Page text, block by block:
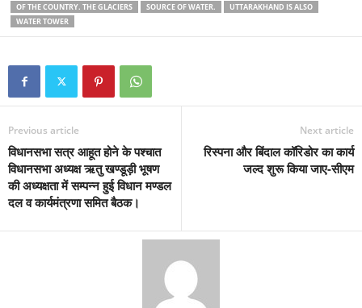
OF THE COUNTRY. THE GLACIERS
SOURCE OF WATER.
UTTARAKHAND IS ALSO
WATER TOWER
Previous article
विधानसभा सत्र आहूत होने के पश्चात
विधानसभा अध्यक्ष ऋतु खण्डूड़ी भूषण
की अध्यक्षता में सम्पन्न हुई विधान मण्डल
दल व कार्यमंत्रणा समित बैठक।
Next article
रिस्पना और बिंदाल कॉरिडोर का कार्य
जल्द शुरू किया जाए-सीएम